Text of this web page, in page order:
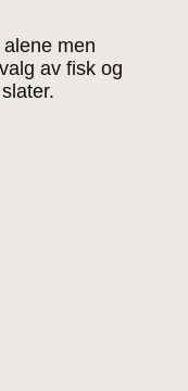
men
av fisk og